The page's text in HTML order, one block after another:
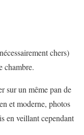
chers)
chambre.
sur un même pan de
et moderne, photos
en veillant cependant